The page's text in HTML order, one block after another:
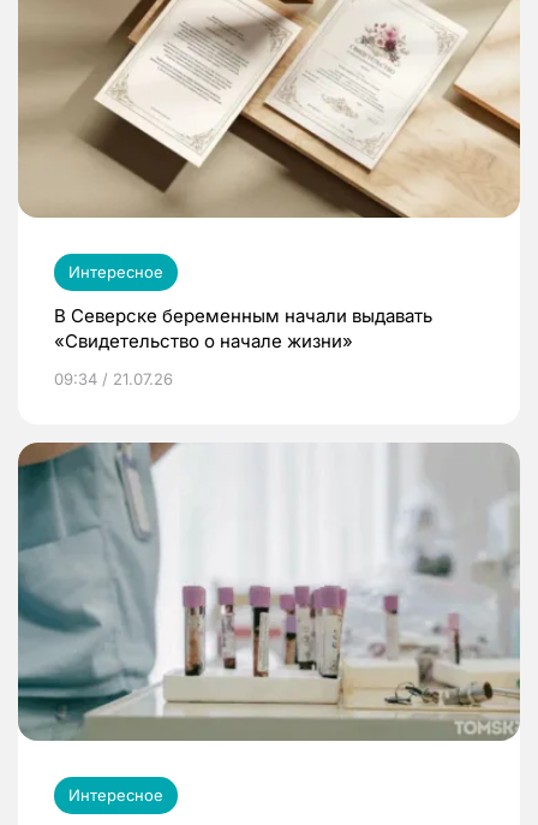
Интересное
В Северске беременным начали выдавать
«Свидетельство о начале жизни»
09:34 / 21.07.26
Интересное